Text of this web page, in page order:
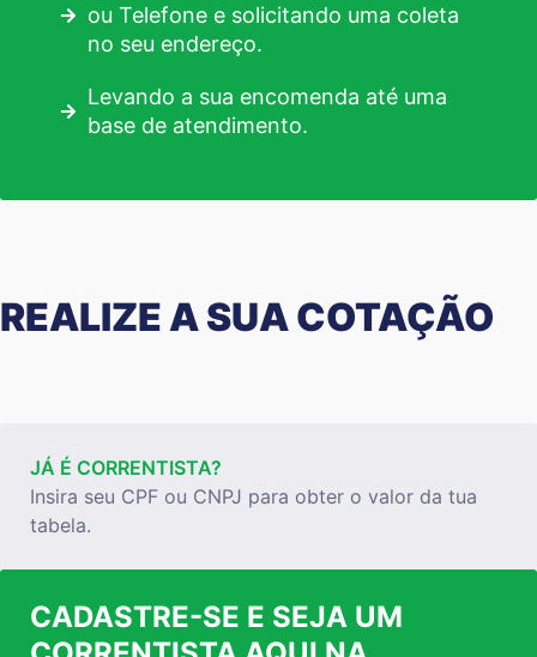
ou Telefone e solicitando uma coleta
no seu endereço.
Levando a sua encomenda até uma
base de atendimento.
REALIZE A SUA COTAÇÃO
JÁ É CORRENTISTA?
Insira seu CPF ou CNPJ para obter o valor da tua
tabela.
CADASTRE-SE E SEJA UM